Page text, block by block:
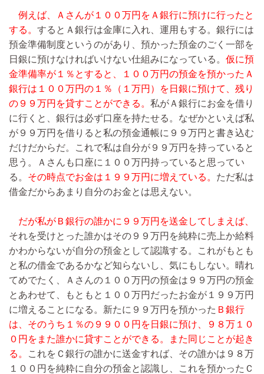
例えば、Ａさんが１００万円をＡ銀行に預けに行ったと
する。 するとＡ銀行は金庫に入れ、運用もする。銀行には
預金準備制度というのがあり、預かった預金のごく一部を
日銀に預けなければいけない仕組みになっている。 仮に預
金準備率が１％とすると、１００万円の預金を預かったＡ
銀行は１００万円の１％（１万円）を日銀に預けて、残り
の９９万円を貸すことができる。 私がＡ銀行にお金を借り
に行くと、銀行は必ず口座を持たせる。なぜかといえば私
が９９万円を借りると私の預金通帳に９９万円と書き込む
だけだからだ。これで私は自分が９９万円を持っていると
思う。Ａさんも口座に１００万円持っていると思ってい
る。 その時点でお金は１９９万円に増えている。 ただ私は
借金だからあまり自分のお金とは思えない。
だが私がＢ銀行の誰かに９９万円を送金してしまえば、
それを受けとった誰かはその９９万円を純粋に売上か給料
かわからないが自分の預金として認識する。これがもとも
と私の借金であるかなど知らないし、気にもしない。晴れ
てめでたく、Ａさんの１００万円の預金は９９万円の預金
とあわせて、もともと１００万円だったお金が１９９万円
に増えることになる。新たに９９万円を預かった Ｂ銀行
は、そのうち１％の９９００円を日銀に預け、９８万１０
０円をまた誰かに貸すことができる。また同じことが起き
る。
これをＣ銀行の誰かに送金すれば、その誰かは９８万
１００円を純粋に自分の預金と認識し、これを預かったＣ